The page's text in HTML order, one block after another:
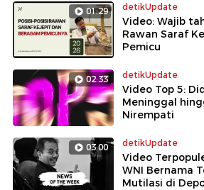
01:29 detikUpdate
Video: Wajib
Rawan Saraf
Pemicu
02:33 detikUpdate
Video Top 5:
Meninggal
Nirempati
03:00 detikUpdate
Video
WNI Bernama
Mutilasi di